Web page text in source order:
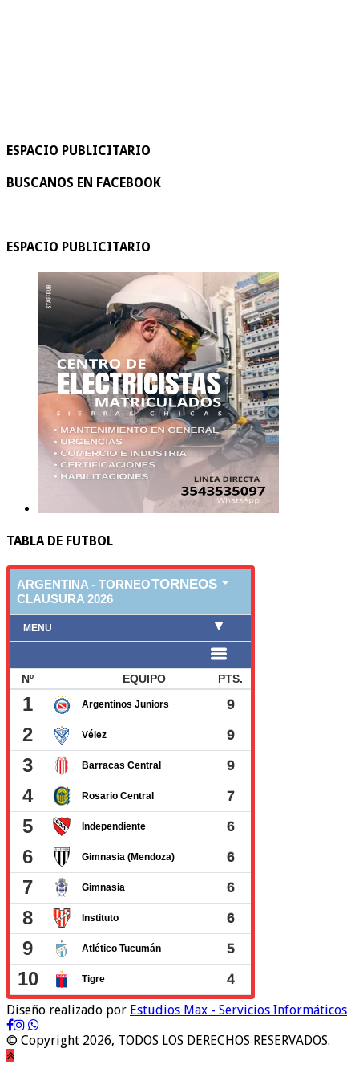
ESPACIO PUBLICITARIO
BUSCANOS EN FACEBOOK
ESPACIO PUBLICITARIO
TABLA DE FUTBOL
Diseño realizado por Estudios Max - Servicios Informáticos
© Copyright 2026, TODOS LOS DERECHOS RESERVADOS.